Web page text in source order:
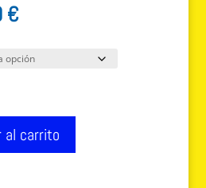
€.
€El
actual
30.00 €.
al carrito